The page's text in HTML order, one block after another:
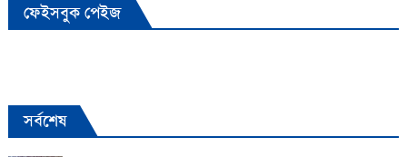
ফেইসবুক পেইজ
সর্বশেষ